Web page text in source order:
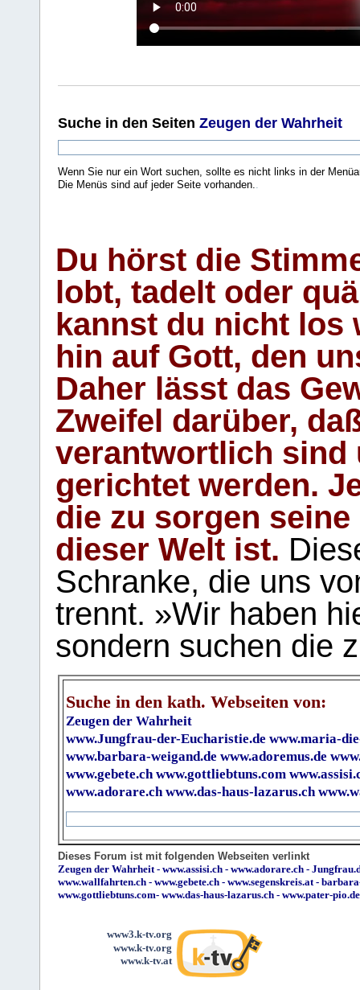
Suche in den Seiten Zeugen der Wahrheit
Wenn Sie nur ein Wort suchen, sollte es nicht links in der
Die Menüs sind auf jeder Seite vorhanden.
Du hörst die
lobt, tadelt oder
kannst du nicht los
hin auf Gott, den
Daher lässt das
Zweifel darüber,
verantwortlich sind
gerichtet werden.
die zu sorgen
dieser Welt ist.
Schranke, die uns
trennt. »Wir haben
sondern suchen die
Suche in den kath. Webseiten von:
Zeugen der Wahrheit
www.Jungfrau-der-Eucharistie.de www.maria-
www.barbara-weigand.de www.adoremus.de
www.gebete.ch www.gottliebtuns.com
www.adorare.ch www.das-haus-lazarus.ch
Dieses Forum ist mit folgenden Webseiten verlinkt
Zeugen der Wahrheit - www.assisi.ch - www.adorare.ch -
www.wallfahrten.ch - www.gebete.ch - www.segenskreis.at -
www.gottliebtuns.com- www.das-haus-lazarus.ch - www.pater-pio.de
www3.k-tv.org
www.k-tv.org
www.k-tv.at